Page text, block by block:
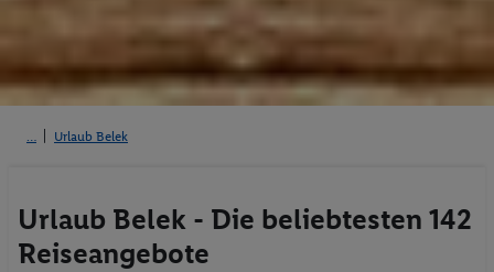
Urlaub Belek
Urlaub Belek - Die beliebtesten 142
Reiseangebote